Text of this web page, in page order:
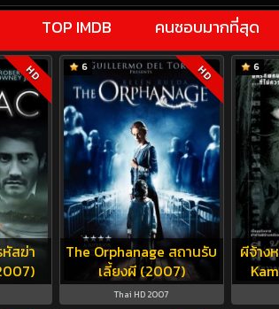
TOP IMDB คนชอบมากที่สุด
สฆ่า
HD
The Orphanage สถานรับ
เลี้ยงผี (2007)
6 HD
Thai HD 2007
ผีจ้าง
6